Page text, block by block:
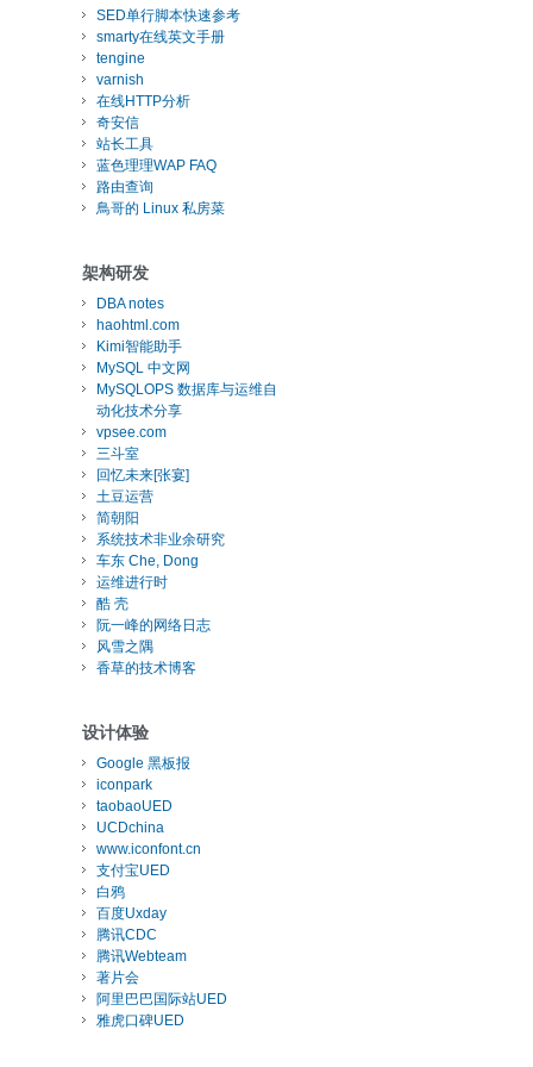
SED单行脚本快速参考
smarty在线英文手册
tengine
varnish
在线HTTP分析
奇安信
站长工具
蓝色理理WAP FAQ
路由查询
鳥哥的 Linux 私房菜
架构研发
DBA notes
haohtml.com
Kimi智能助手
MySQL 中文网
MySQLOPS 数据库与运维自
动化技术分享
vpsee.com
三斗室
回忆未来[张宴]
土豆运营
简朝阳
系统技术非业余研究
车东 Che, Dong
运维进行时
酷 壳
阮一峰的网络日志
风雪之隅
香草的技术博客
设计体验
Google 黑板报
iconpark
taobaoUED
UCDchina
www.iconfont.cn
支付宝UED
白鸦
百度Uxday
腾讯CDC
腾讯Webteam
著片会
阿里巴巴国际站UED
雅虎口碑UED